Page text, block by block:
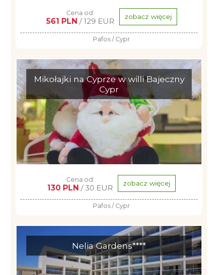
Cena od:
561 PLN / 129 EUR zobacz więcej
Pafos / Cypr
Mikołajki na Cyprze w willi Bajeczny
Cypr
Cena od:
130 PLN / 30 EUR zobacz więcej
Pafos / Cypr
Nelia Gardens****